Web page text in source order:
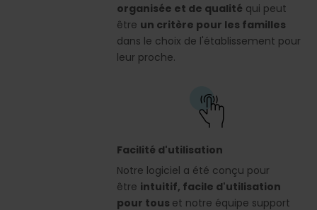
organisée et de qualité qui peut
être un critère pour les familles
dans le choix de l'établissement pour
leur proche.
Facilité d'utilisation
Notre logiciel a été conçu pour
être intuitif, facile d'utilisation
pour tous et notre équipe support